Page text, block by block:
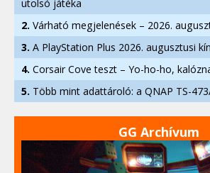
utolsó játéka
2. Várható megjelenések – 2026.
3. A PlayStation Plus 2026. augusztusi
4. Corsair Cove teszt – Yo-ho-ho,
5. Több mint adattároló: a QNAP TS-
GG Archívum